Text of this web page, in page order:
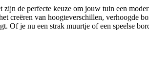
de perfecte keuze om jouw tuin een
creëren van hoogteverschillen, verhoogde
Of je nu een strak muurtje of een speelse